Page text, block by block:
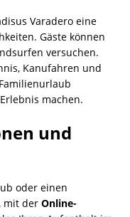
Varadero eine
Gäste können
versuchen.
Kanufahren und
machen.
und
oder einen
mit der Online-